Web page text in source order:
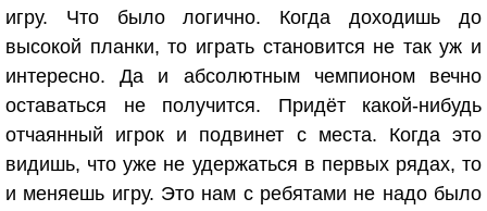
игру. Что было логично. Когда доходишь до
высокой планки, то играть становится не так уж и
интересно. Да и абсолютным чемпионом вечно
оставаться не получится. Придёт какой-нибудь
отчаянный игрок и подвинет с места. Когда это
видишь, что уже не удержаться в первых рядах, то
и меняешь игру. Это нам с ребятами не надо было